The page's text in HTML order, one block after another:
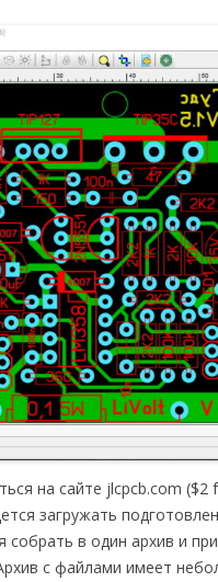
на сайте jlcpcb.com
загружать
в один архив и
с файлами имеет